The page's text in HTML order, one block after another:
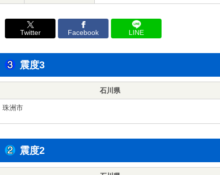
Twitter Facebook LINE
震度3
石川県
珠洲市
震度2